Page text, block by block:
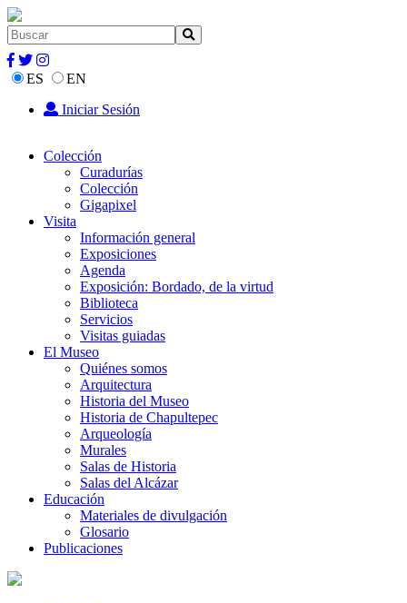
ES
EN
Iniciar Sesión
Colección
Curadurías
Colección
Gigapixel
Visita
Información general
Exposiciones
Agenda
Exposición: Bordado, de la virtud
Biblioteca
Servicios
Visitas guiadas
El Museo
Quiénes somos
Arquitectura
Historia del Museo
Historia de Chapultepec
Arqueología
Murales
Salas de Historia
Salas del Alcázar
Educación
Materiales de divulgación
Glosario
Publicaciones